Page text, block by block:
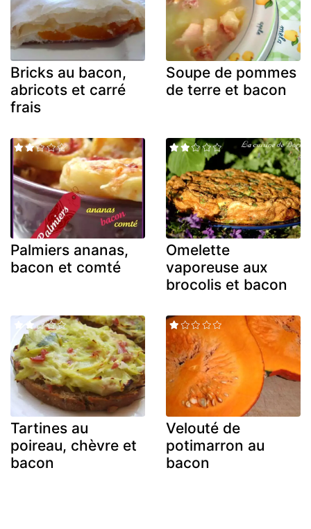
Bricks au bacon,
abricots et carré
frais
Soupe de pommes
de terre et bacon
Palmiers ananas,
bacon et comté
Omelette
vaporeuse aux
brocolis et bacon
Tartines au
poireau, chèvre et
bacon
Velouté de
potimarron au
bacon